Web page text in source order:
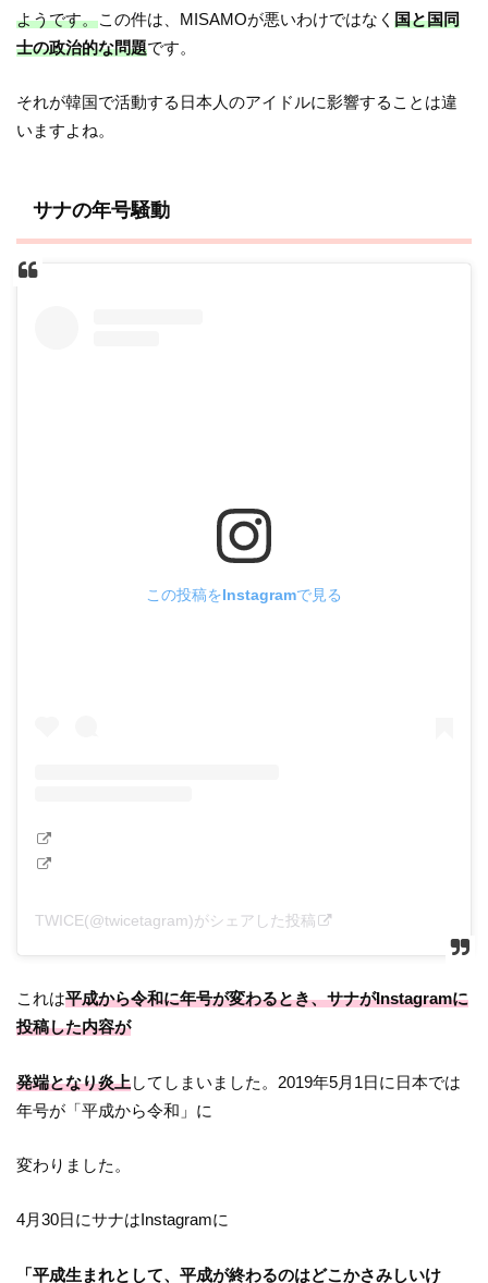
ようです。この件は、MISAMOが悪いわけではなく国と国同
士の政治的な問題です。
それが韓国で活動する日本人のアイドルに影響することは違
いますよね。
サナの年号騒動
この投稿をInstagramで見る
TWICE(@twicetagram)がシェアした投稿
これは平成から令和に年号が変わるとき、サナがInstagramに
投稿した内容が
発端となり炎上してしまいました。2019年5月1日に日本では
年号が「平成から令和」に
変わりました。
4月30日にサナはInstagramに
「平成生まれとして、平成が終わるのはどこかさみしいけ